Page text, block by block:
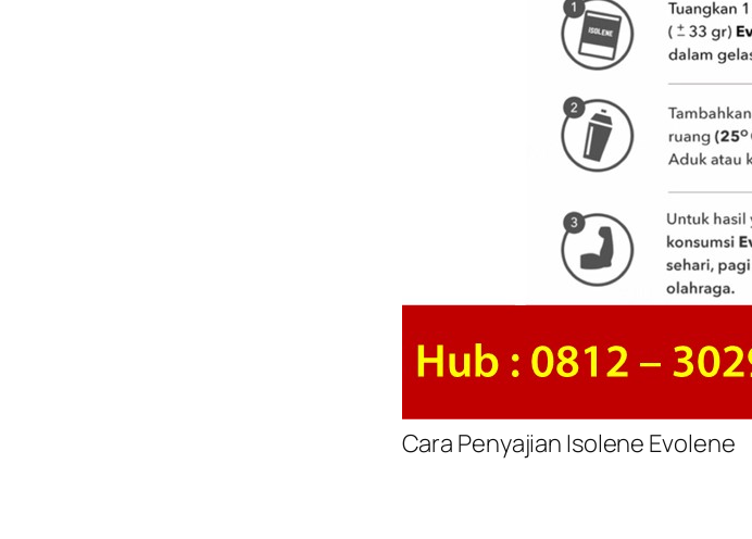
Cara Penyajian Isolene Evolene